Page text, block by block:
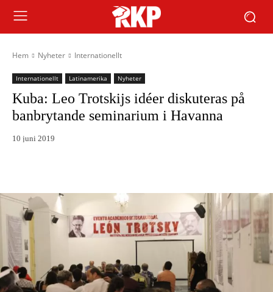
Hem Nyheter Internationellt
Internationellt Latinamerika Nyheter
Kuba: Leo Trotskijs idéer diskuteras på
banbrytande seminarium i Havanna
10 juni 2019